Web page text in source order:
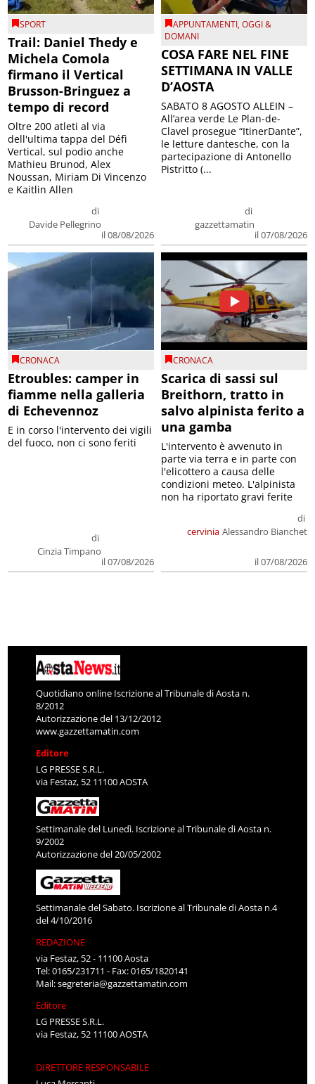
SPORT
Trail: Daniel Thedy e
Michela Comola
firmano il Vertical
Brusson-Bringuez a
tempo di record
di
Davide Pellegrino
il 08/08/2026
Oltre 200 atleti al via
dell'ultima tappa del Défì
Vertical, sul podio anche
Mathieu Brunod, Alex
Noussan, Miriam Di Vincenzo
e Kaitlin Allen
APPUNTAMENTI,OGGI &
DOMANI
COSA FARE NEL FINE
SETTIMANA IN VALLE
D’AOSTA
di
gazzettamatin
il 07/08/2026
SABATO 8 AGOSTO ALLEIN –
All’area verde Le Plan-de-
Clavel prosegue “ItinerDante”,
le letture dantesche, con la
partecipazione di Antonello
Pistritto (...
CRONACA
Etroubles: camper in
fiamme nella galleria
di Echevennoz
di
Cinzia Timpano
il 07/08/2026
E in corso l'intervento dei vigili
del fuoco, non ci sono feriti
CRONACA
Scarica di sassi sul
Breithorn, tratto in
salvo alpinista ferito a
una gamba
cervinia
di
Alessandro Bianchet
il 07/08/2026
L'intervento è avvenuto in
parte via terra e in parte con
l'elicottero a causa delle
condizioni meteo. L'alpinista
non ha riportato gravi ferite
Quotidiano online Iscrizione al Tribunale di Aosta n.
8/2012
Autorizzazione del 13/12/2012
www.gazzettamatin.com
Editore
LG PRESSE S.R.L.
via Festaz, 52 11100 AOSTA
Settimanale del Lunedì. Iscrizione al Tribunale di Aosta n.
9/2002
Autorizzazione del 20/05/2002
Settimanale del Sabato. Iscrizione al Tribunale di Aosta n.4
del 4/10/2016
REDAZIONE
via Festaz, 52 - 11100 Aosta
Tel: 0165/231711 - Fax: 0165/1820141
Mail:segreteria@gazzettamatin.com
Editore
LG PRESSE S.R.L.
via Festaz, 52 11100 AOSTA
DIRETTORE RESPONSABILE